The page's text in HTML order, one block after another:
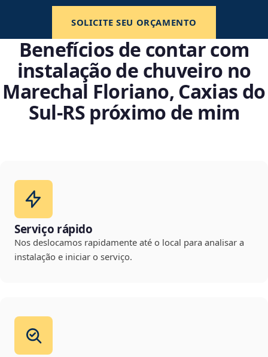
SOLICITE SEU ORÇAMENTO
Benefícios de contar com
instalação de chuveiro no
Marechal Floriano, Caxias do
Sul‑RS próximo de mim
Serviço rápido
Nos deslocamos rapidamente até o local para analisar a
instalação e iniciar o serviço.